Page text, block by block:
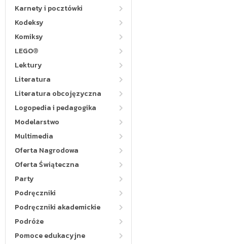
Karnety i pocztówki
Kodeksy
Komiksy
LEGO®
Lektury
Literatura
Literatura obcojęzyczna
Logopedia i pedagogika
Modelarstwo
Multimedia
Oferta Nagrodowa
Oferta Świąteczna
Party
Podręczniki
Podręczniki akademickie
Podróże
Pomoce edukacyjne